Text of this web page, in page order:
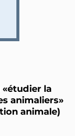
«étudier la
animaliers»
animale)